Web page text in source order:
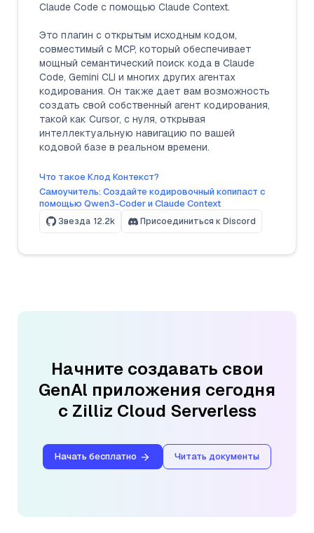
Claude Code с помощью Claude Context.
Это плагин с открытым исходным кодом,
совместимый с MCP, который обеспечивает
мощный семантический поиск кода в Claude
Code, Gemini CLI и многих других агентах
кодирования. Он также дает вам возможность
создать свой собственный агент кодирования,
такой как Cursor, с нуля, открывая
интеллектуальную навигацию по вашей
кодовой базе в реальном времени.
Что такое Клод Контекст?
Самоучитель: Создайте кодировочный копипаст с
помощью Qwen3-Coder и Claude Context
Звезда 12.2k Присоединиться к Discord
Начните создавать свои
GenAl приложения сегодня
с Zilliz Cloud Serverless
Начать бесплатно Читать документы